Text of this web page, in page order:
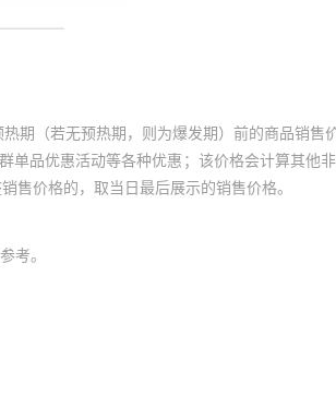
期（若无预热期，则为爆发期）前的商品销售
单品优惠活动等各种优惠；该价格会计算其他
售价格的，取当日最后展示的销售价格。
考。